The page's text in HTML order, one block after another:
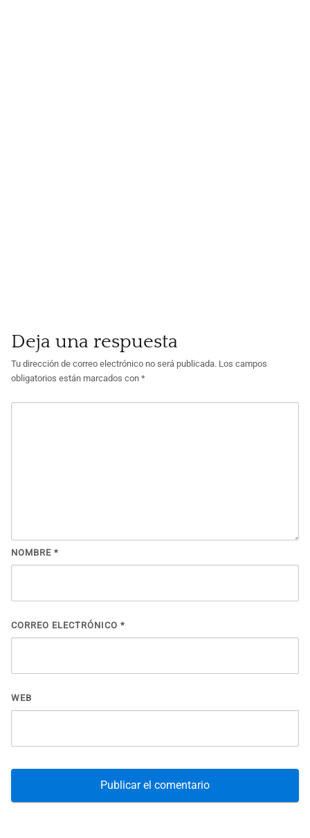
Deja una respuesta
Tu dirección de correo electrónico no será publicada. Los campos
obligatorios están marcados con *
NOMBRE *
CORREO ELECTRÓNICO *
WEB